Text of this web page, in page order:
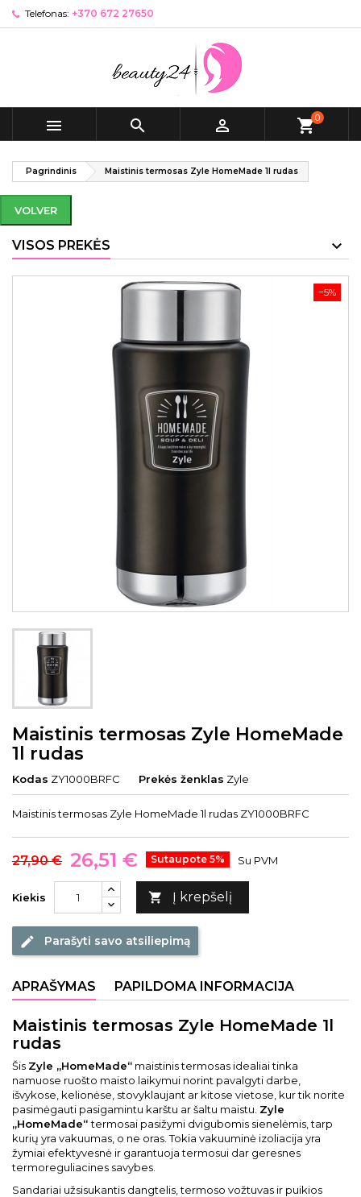
Telefonas: +370 672 27650
   shopping_cart0
Pagrindinis Maistinis termosas Zyle HomeMade 1l rudas
VOLVER
VISOS PREKĖS
−5%
Maistinis termosas Zyle HomeMade
1l rudas
Kodas ZY1000BRFC Prekės ženklas Zyle
Maistinis termosas Zyle HomeMade 1l rudas ZY1000BRFC
27,90 € 26,51 € Sutaupote 5% Su PVM
Kiekis  Į krepšelį
edit Parašyti savo atsiliepimą
APRAŠYMAS PAPILDOMA INFORMACIJA
Maistinis termosas Zyle HomeMade 1l
rudas
Šis Zyle „HomeMade“ maistinis termosas idealiai tinka
namuose ruošto maisto laikymui norint pavalgyti darbe,
išvykose, kelionėse, stovyklaujant ar kitose vietose, kur tik norite
pasimėgauti pasigamintu karštu ar šaltu maistu. Zyle
„HomeMade“termosai pasižymi dvigubomis sienelėmis, tarp
kurių yra vakuumas, o ne oras. Tokia vakuuminė izoliacija yra
žymiai efektyvesnė ir garantuoja termosui dar geresnes
termoreguliacines savybes.
Sandariai užsisukantis dangtelis, termoso vožtuvas ir puikios